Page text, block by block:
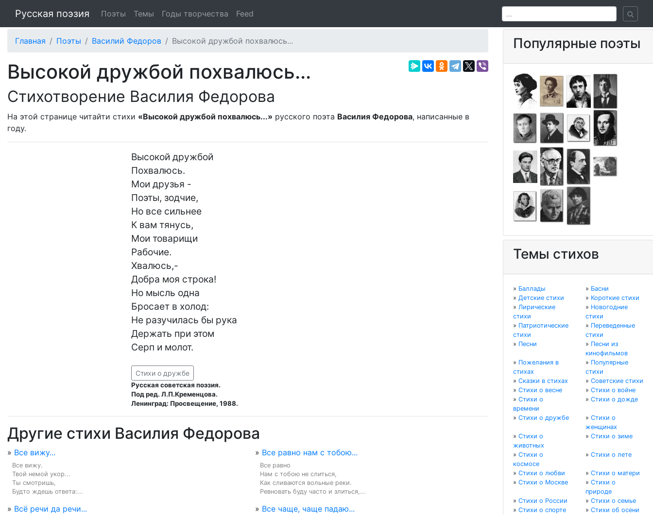
Русская поэзия Поэты Темы Годы творчества Feed
Главная Поэты Василий Федоров Высокой дружбой похвалюсь...
Высокой дружбой похвалюсь...
Стихотворение Василия Федорова
На этой странице читайти стихи «Высокой дружбой похвалюсь...» русского поэта Василия Федорова, написанные в
году.
Высокой дружбой
Похвалюсь.
Мои друзья -
Поэты, зодчие,
Но все сильнее
К вам тянусь,
Мои товарищи
Рабочие.
Хвалюсь,-
Добра моя строка!
Но мысль одна
Бросает в холод:
Не разучилась бы рука
Держать при этом
Серп и молот.
Стихи о дружбе
Русская советская поэзия.
Под ред. Л.П.Кременцова.
Ленинград: Просвещение, 1988.
Другие стихи Василия Федорова
» Все вижу...
Все вижу.
Твой немой укор...
Ты смотришь,
Будто ждешь ответа:...
» Все равно нам с тобою...
Все равно
Нам с тобою не слиться,
Как сливаются вольные реки.
Ревновать буду часто и злиться,...
» Всё речи да речи... » Все чаще, чаще падаю...
Популярные поэты
Темы стихов
» Баллады » Басни
» Детские стихи » Короткие стихи
» Лирические
стихи
» Новогодние
стихи
» Патриотические
стихи
» Переведенные
стихи
» Песни » Песни из
кинофильмов
» Пожелания в
стихах
» Популярные
стихи
» Сказки в стихах » Советские стихи
» Стихи о весне » Стихи о войне
» Стихи о
времени
» Стихи о дожде
» Стихи о дружбе » Стихи о
женщинах
» Стихи о
животных
» Стихи о зиме
» Стихи о
космосе
» Стихи о лете
» Стихи о любви » Стихи о матери
» Стихи о Москве » Стихи о
природе
» Стихи о России » Стихи о семье
» Стихи о спорте » Стихи об осени